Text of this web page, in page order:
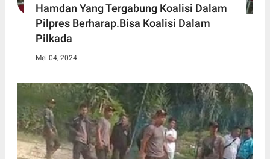
Hamdan Yang Tergabung Koalisi Dalam
Pilpres Berharap.Bisa Koalisi Dalam
Pilkada
Mei 04, 2024